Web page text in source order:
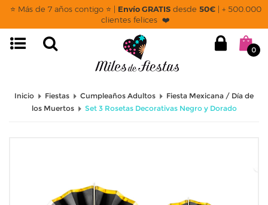
⭐ Más de 7 años contigo ⭐ | Envío GRATISdesde 50€| + 500.000
clientes felices ❤️
0
Inicio Fiestas Cumpleaños Adultos
Fiesta Mexicana / Día de
los Muertos
Set 3 Rosetas Decorativas Negro y Dorado